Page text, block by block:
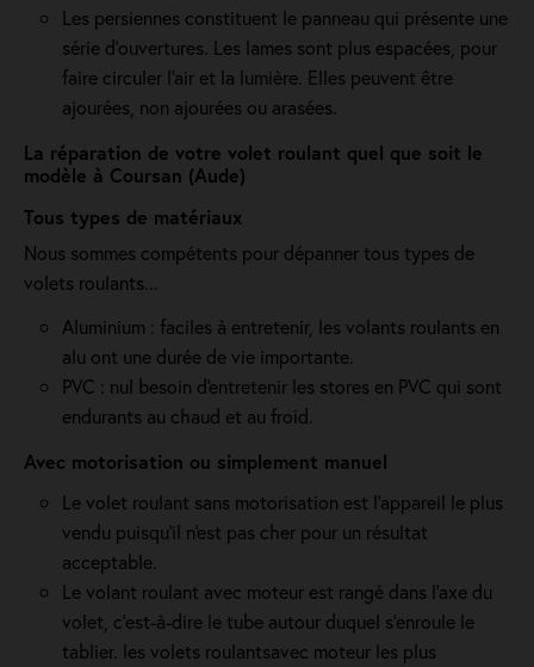
Les persiennes constituent le panneau qui présente une
série d’ouvertures. Les lames sont plus espacées, pour
faire circuler l’air et la lumière. Elles peuvent être
ajourées, non ajourées ou arasées.
La réparation de votre volet roulant quel que soit le
modèle à Coursan (Aude)
Tous types de matériaux
Nous sommes compétents pour dépanner tous types de
volets roulants...
Aluminium : faciles à entretenir, les volants roulants en
alu ont une durée de vie importante.
PVC : nul besoin d'entretenir les stores en PVC qui sont
endurants au chaud et au froid.
Avec motorisation ou simplement manuel
Le volet roulant sans motorisation est l'appareil le plus
vendu puisqu'il n'est pas cher pour un résultat
acceptable.
Le volant roulant avec moteur est rangé dans l’axe du
volet, c’est-à-dire le tube autour duquel s’enroule le
tablier. les volets roulantsavec moteur les plus